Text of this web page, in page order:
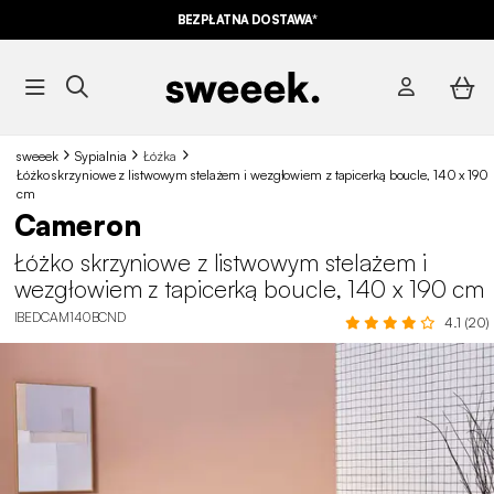
BEZPŁATNA DOSTAWA*
sweeek Sypialnia
Łóżka
Łóżko skrzyniowe z listwowym stelażem i wezgłowiem z tapicerką boucle, 140 x 190
cm
Cameron
Łóżko skrzyniowe z listwowym stelażem i
wezgłowiem z tapicerką boucle, 140 x 190 cm
IBEDCAM140BCND 4.1 (20)